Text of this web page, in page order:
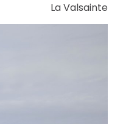
La Valsainte